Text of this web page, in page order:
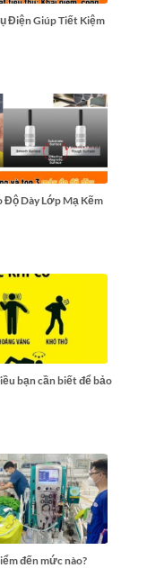
Điện Giúp Tiết Kiệm
Độ Dày Lớp Mạ Kẽm
bạn cần biết để bảo
đến mức nào?